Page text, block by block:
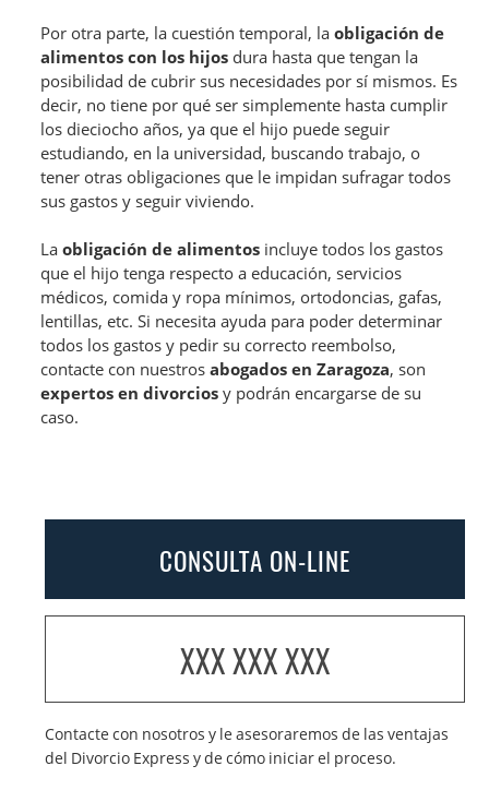
Por otra parte, la cuestión temporal, laobligación de
alimentos con los hijos dura hasta que tengan la
posibilidad de cubrir sus necesidades por sí mismos. Es
decir, no tiene por qué ser simplemente hasta cumplir
los dieciocho años, ya que el hijo puede seguir
estudiando, en la universidad, buscando trabajo, o
tener otras obligaciones que le impidan sufragar todos
sus gastos y seguir viviendo.
Laobligación de alimentos incluye todos los gastos
que el hijo tenga respecto a educación, servicios
médicos, comida y ropa mínimos, ortodoncias, gafas,
lentillas, etc. Si necesita ayuda para poder determinar
todos los gastos y pedir su correcto reembolso,
contacte con nuestrosabogados en Zaragoza, son
expertos en divorcios y podrán encargarse de su
caso.
CONSULTA ON-LINE
XXX XXX XXX
Contacte con nosotros y le asesoraremos de las ventajas
del Divorcio Express y de cómo iniciar el proceso.